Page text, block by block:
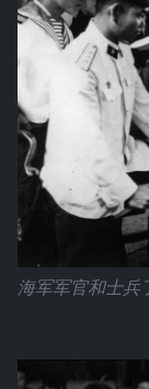
海军军官和士兵